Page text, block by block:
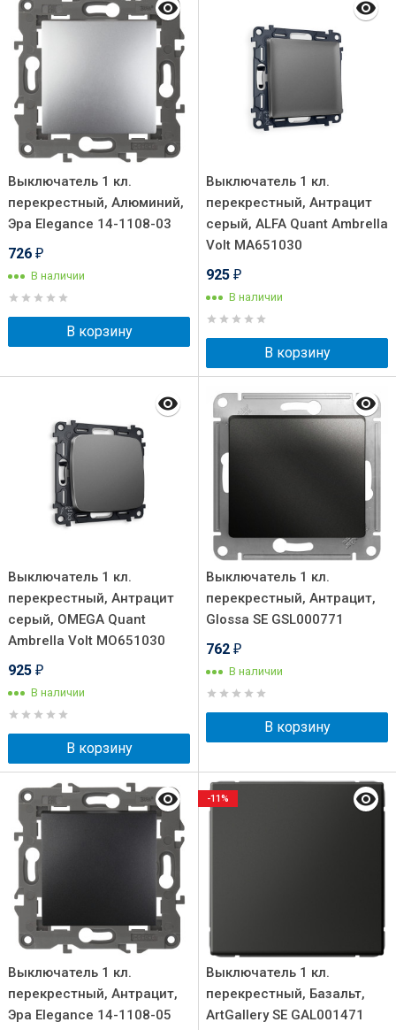
Выключатель 1 кл.
перекрестный, Алюминий,
Эра Elegance 14-1108-03
726 ₽
В наличии
В корзину
Выключатель 1 кл.
перекрестный, Антрацит
серый, ALFA Quant Ambrella
Volt MA651030
925 ₽
В наличии
В корзину
Выключатель 1 кл.
перекрестный, Антрацит
серый, OMEGA Quant
Ambrella Volt MO651030
925 ₽
В наличии
В корзину
Выключатель 1 кл.
перекрестный, Антрацит,
Glossa SE GSL000771
762 ₽
В наличии
В корзину
Выключатель 1 кл.
перекрестный, Антрацит,
Эра Elegance 14-1108-05
Выключатель 1 кл.
перекрестный, Базальт,
ArtGallery SE GAL001471
-11%